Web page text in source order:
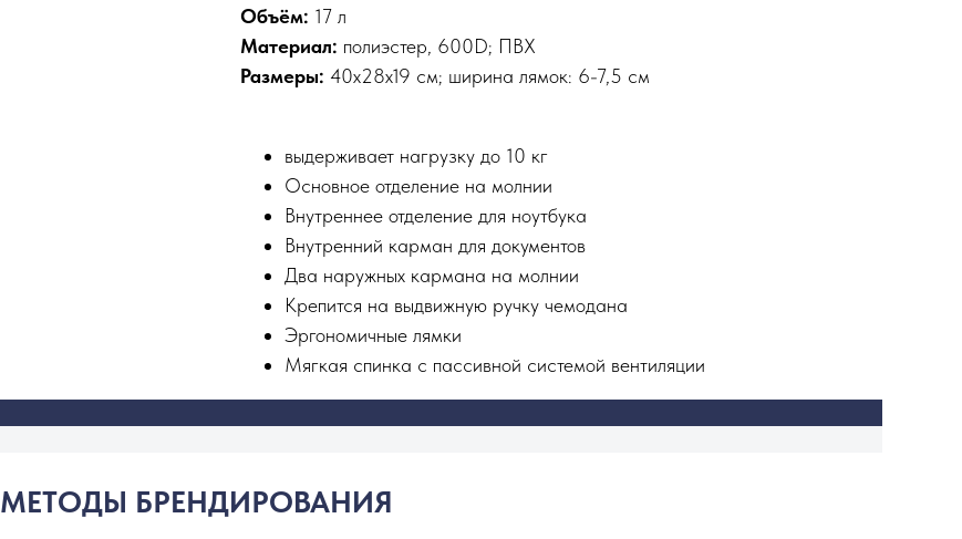
Объём: 17 л
Материал: полиэстер, 600D; ПВХ
Размеры: 40х28х19 см; ширина лямок: 6-7,5 см
выдерживает нагрузку до 10 кг
Основное отделение на молнии
Внутреннее отделение для ноутбука
Внутренний карман для документов
Два наружных кармана на молнии
Крепится на выдвижную ручку чемодана
Эргономичные лямки
Мягкая спинка с пассивной системой вентиляции
МЕТОДЫ БРЕНДИРОВАНИЯ